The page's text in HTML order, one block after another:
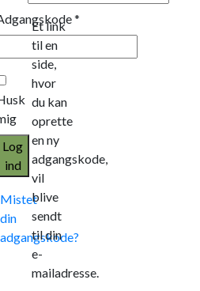
*
Log
ind
Mistet
din
adgangskode?
Et link
til en
side,
hvor
du kan
oprette
en ny
adgangskode,
vil
blive
sendt
til din
e-
mailadresse.